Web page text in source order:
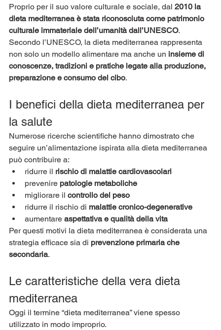
Proprio per il suo valore culturale e sociale, dal 2010 la
dieta mediterranea è stata riconosciuta come patrimonio
culturale immateriale dell’umanità dall’UNESCO.
Secondo l’UNESCO, la dieta mediterranea rappresenta
non solo un modello alimentare ma anche un insieme di
conoscenze, tradizioni e pratiche legate alla produzione,
preparazione e consumo del cibo.
I benefici della dieta mediterranea per
la salute
Numerose ricerche scientifiche hanno dimostrato che
seguire un’alimentazione ispirata alla dieta mediterranea
può contribuire a:
ridurre il rischio di malattie cardiovascolari
prevenire patologie metaboliche
migliorare il controllo del peso
ridurre il rischio di malattie cronico-degenerative
aumentare aspettativa e qualità della vita
Per questi motivi la dieta mediterranea è considerata una
strategia efficace sia di prevenzione primaria che
secondaria.
Le caratteristiche della vera dieta
mediterranea
Oggi il termine “dieta mediterranea” viene spesso
utilizzato in modo improprio.